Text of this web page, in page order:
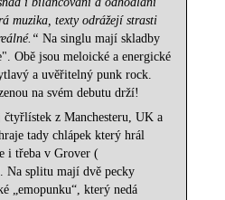
muzika, texty odrážejí strasti
Na singlu mají skladby
Obě jsou meloické a energické
a uvěřitelný punk rock.
na svém debutu drží!
čtyřlístek z Manchesteru, UK a
tady chlápek který hrál
i třeba v Grover (
Na splitu mají dvě pecky
„emopunku“, který nedá